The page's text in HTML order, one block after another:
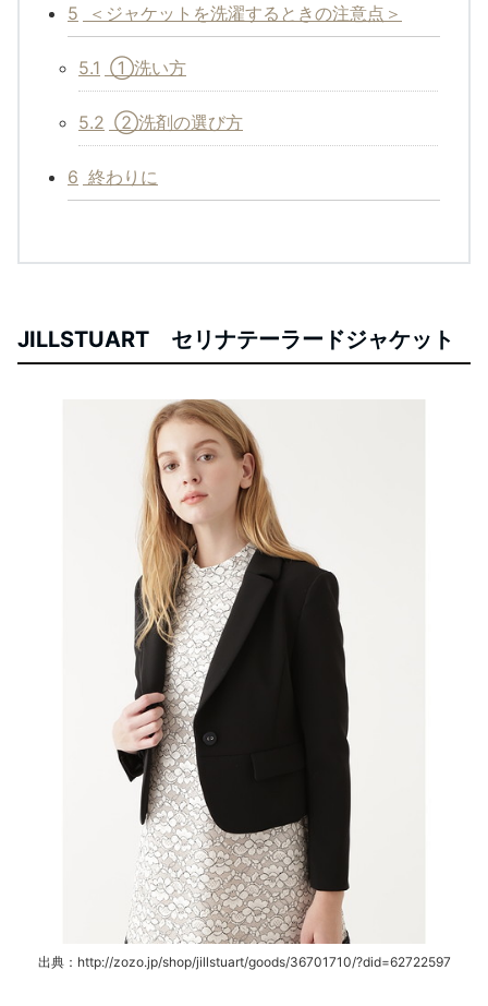
5 ＜ジャケットを洗濯するときの注意点＞
5.1 ①洗い方
5.2 ②洗剤の選び方
6 終わりに
JILLSTUART セリナテーラードジャケット
出典：http://zozo.jp/shop/jillstuart/goods/36701710/?did=62722597